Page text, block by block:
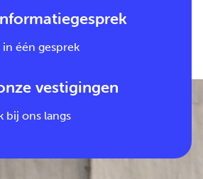
één gesprek
vestigingen
bij ons langs